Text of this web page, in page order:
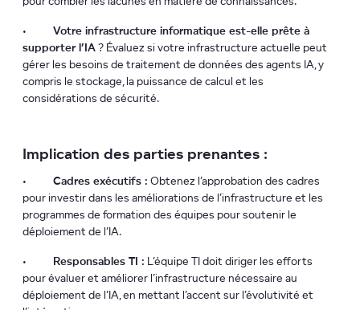
• Votre infrastructure informatique est-elle prête à
supporter l’IA ? Évaluez si votre infrastructure actuelle peut
gérer les besoins de traitement de données des agents IA, y
compris le stockage, la puissance de calcul et les
considérations de sécurité.
Implication des parties prenantes :
• Cadres exécutifs : Obtenez l’approbation des cadres
pour investir dans les améliorations de l’infrastructure et les
programmes de formation des équipes pour soutenir le
déploiement de l’IA.
• Responsables TI : L’équipe TI doit diriger les efforts
pour évaluer et améliorer l’infrastructure nécessaire au
déploiement de l’IA, en mettant l’accent sur l’évolutivité et